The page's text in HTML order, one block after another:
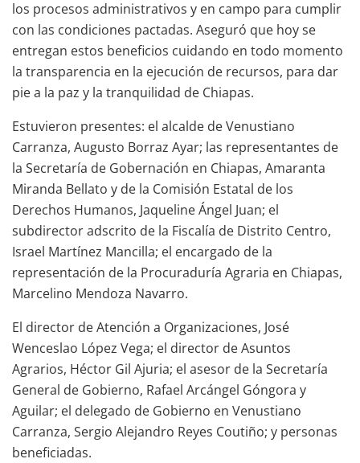
los procesos administrativos y en campo para cumplir
con las condiciones pactadas. Aseguró que hoy se
entregan estos beneficios cuidando en todo momento
la transparencia en la ejecución de recursos, para dar
pie a la paz y la tranquilidad de Chiapas.
Estuvieron presentes: el alcalde de Venustiano
Carranza, Augusto Borraz Ayar; las representantes de
la Secretaría de Gobernación en Chiapas, Amaranta
Miranda Bellato y de la Comisión Estatal de los
Derechos Humanos, Jaqueline Ángel Juan; el
subdirector adscrito de la Fiscalía de Distrito Centro,
Israel Martínez Mancilla; el encargado de la
representación de la Procuraduría Agraria en Chiapas,
Marcelino Mendoza Navarro.
El director de Atención a Organizaciones, José
Wenceslao López Vega; el director de Asuntos
Agrarios, Héctor Gil Ajuria; el asesor de la Secretaría
General de Gobierno, Rafael Arcángel Góngora y
Aguilar; el delegado de Gobierno en Venustiano
Carranza, Sergio Alejandro Reyes Coutiño; y personas
beneficiadas.